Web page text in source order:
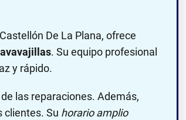
De La Plana, ofrece
. Su equipo profesional
y rápido.
las reparaciones. Además,
clientes. Su horario amplio